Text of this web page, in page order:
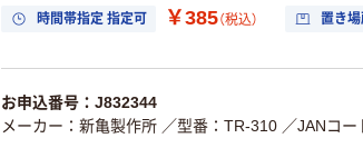
時間帯指定 指定可 ￥385（税込） 置き
お申込番号：J832344
メーカー：新亀製作所 ／型番：TR-310 ／JANコ